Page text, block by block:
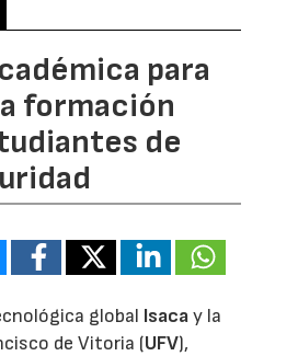
para
formación
de
global Isacay la
de Vitoria (UFV),